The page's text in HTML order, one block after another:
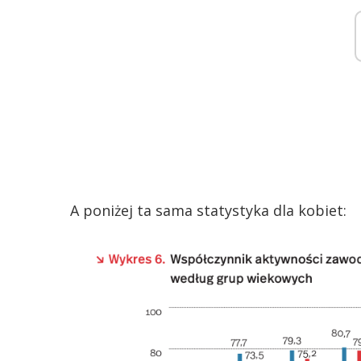
A poniżej ta sama statystyka dla kobiet: